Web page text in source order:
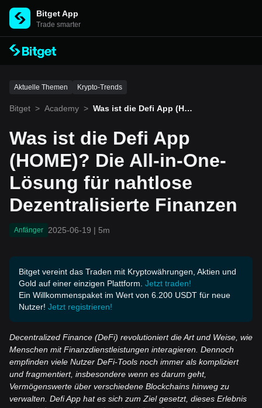
Bitget App
Trade smarter
Aktuelle Themen Krypto-Trends
Bitget > Academy > Was ist die Defi App (HOM
te Finanzen
Was ist die Defi App
(HOME)? Die All-in-One-
Lösung für nahtlose
Dezentralisierte Finanzen
Anfänger 2025-06-19 | 5m
Bitget vereint das Traden mit Kryptowährungen, Aktien und
Gold auf einer einzigen Plattform. Jetzt traden!
Ein Willkommenspaket im Wert von 6.200 USDT für neue
Nutzer! Jetzt registrieren!
Decentralized Finance (DeFi) revolutioniert die Art und Weise, wie
Menschen mit Finanzdienstleistungen interagieren. Dennoch
empfinden viele Nutzer DeFi-Tools noch immer als kompliziert
und fragmentiert, insbesondere wenn es darum geht,
Vermögenswerte über verschiedene Blockchains hinweg zu
verwalten. Defi App hat es sich zum Ziel gesetzt, dieses Erlebnis